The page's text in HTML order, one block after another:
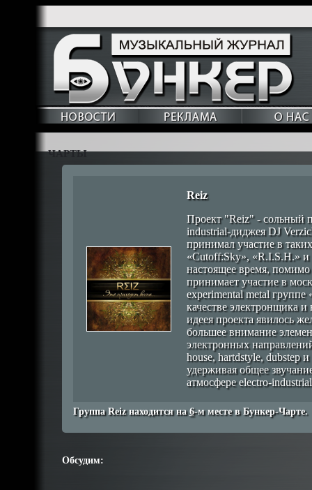
ЧАРТЫ
Reiz
Проект "Reiz" - сольный
industrial-диджея DJ
принимал участие в
«Cutoff:Sky», «R.I.S.H.»
настоящее время, помимо
принимает участие в
experimental metal группе
качестве электронщика
идеея проекта явилось
большее внимание
электронных
house, hartdstyle, dubstep
удерживая общее
атмосфере electro-
Группа Reiz находится на6-м месте в Бункер-Чарте.
Обсудим: